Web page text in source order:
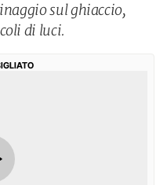
sul ghiaccio,
di luci.